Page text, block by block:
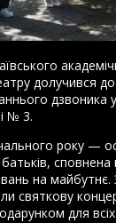
долучився
дзвоника
№ 3.
року —
батьків,
на майбутнє.
святкову
для всіх